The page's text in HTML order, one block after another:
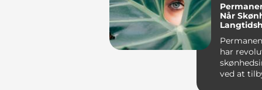
Når
har
ved at